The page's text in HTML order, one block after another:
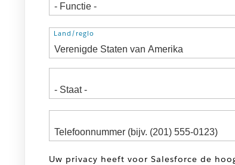
Adres
Land/regio
Uw privacy heeft voor Salesforce de